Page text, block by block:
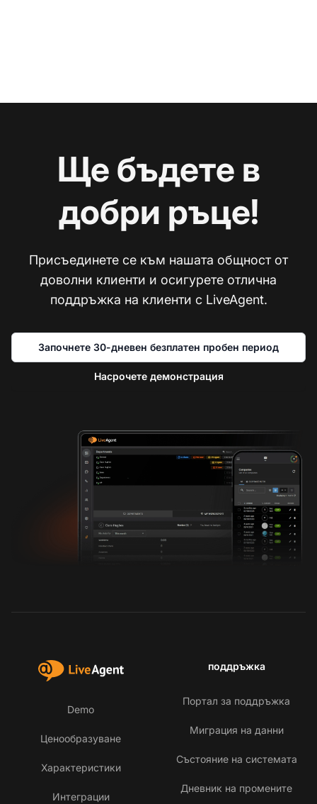
Ще бъдете в
добри ръце!
Присъединете се към нашата общност от
доволни клиенти и осигурете отлична
поддръжка на клиенти с LiveAgent.
Започнете 30-дневен безплатен пробен период
Насрочете демонстрация
Demo
Ценообразуване
Характеристики
Интеграции
поддръжка
Портал за поддръжка
Миграция на данни
Състояние на системата
Дневник на промените